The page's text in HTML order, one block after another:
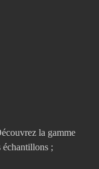
la gamme
;